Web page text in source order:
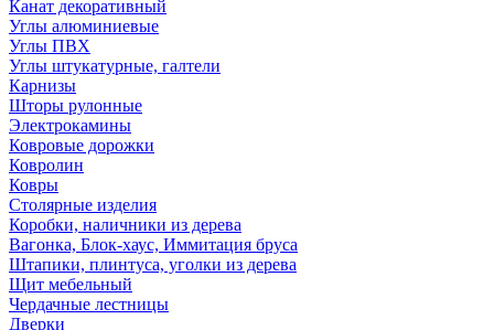
Канат декоративный
Углы алюминиевые
Углы ПВХ
Углы штукатурные, галтели
Карнизы
Шторы рулонные
Электрокамины
Ковровые дорожки
Ковролин
Ковры
Столярные изделия
Коробки, наличники из дерева
Вагонка, Блок-хаус, Иммитация бруса
Штапики, плинтуса, уголки из дерева
Щит мебельный
Чердачные лестницы
Дверки